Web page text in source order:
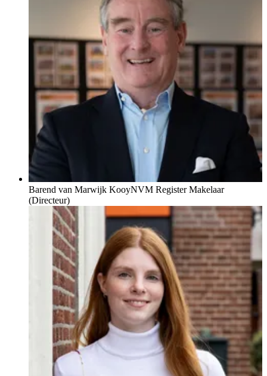
Barend van Marwijk KooyNVM Register Makelaar
(Directeur)